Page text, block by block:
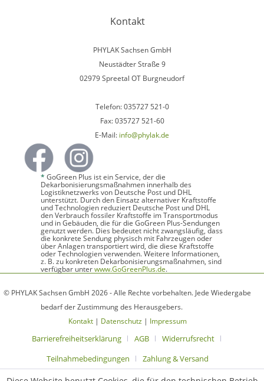
Kontakt
PHYLAK Sachsen GmbH
Neustädter Straße 9
02979 Spreetal OT Burgneudorf
Telefon: 035727 521-0
Fax: 035727 521-60
E-Mail: info@phylak.de
* GoGreen Plus ist ein Service, der die
Dekarbonisierungsmaßnahmen innerhalb des
Logistiknetzwerks von Deutsche Post und DHL
unterstützt. Durch den Einsatz alternativer Kraftstoffe
und Technologien reduziert Deutsche Post und DHL
den Verbrauch fossiler Kraftstoffe im Transportmodus
und in Gebäuden, die für die GoGreen Plus-Sendungen
genutzt werden. Dies bedeutet nicht zwangsläufig, dass
die konkrete Sendung physisch mit Fahrzeugen oder
über Anlagen transportiert wird, die diese Kraftstoffe
oder Technologien verwenden. Weitere Informationen,
z. B. zu konkreten Dekarbonisierungsmaßnahmen, sind
verfügbar unterwww.GoGreenPlus.de.
© PHYLAK Sachsen GmbH 2026 - Alle Rechte vorbehalten. Jede Wiedergabe
bedarf der Zustimmung des Herausgebers.
Kontakt| Datenschutz| Impressum
Barrierefreiheitserklärung AGB
Widerrufsrecht
Teilnahmebedingungen
Zahlung & Versand